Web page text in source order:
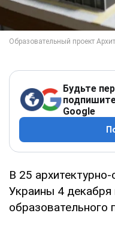
Будьте
Google
В 25
Украины 4
образовательного